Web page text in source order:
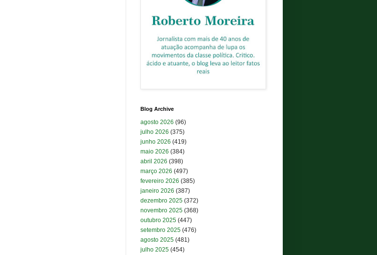
Blog Archive
agosto 2026 (96)
julho 2026 (375)
junho 2026 (419)
maio 2026 (384)
abril 2026 (398)
março 2026 (497)
fevereiro 2026 (385)
janeiro 2026 (387)
dezembro 2025 (372)
novembro 2025 (368)
outubro 2025 (447)
setembro 2025 (476)
agosto 2025 (481)
julho 2025 (454)